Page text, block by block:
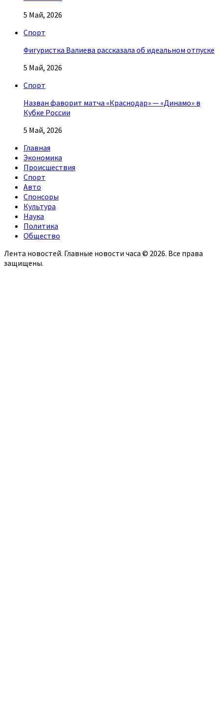
5 Май, 2026
Спорт
Фигуристка Валиева рассказала об идеальном отпуске
5 Май, 2026
Спорт
Назван фаворит матча «Краснодар» — «Динамо» в
Кубке России
5 Май, 2026
Главная
Экономика
Происшествия
Спорт
Авто
Спонсоры
Культура
Наука
Политика
Общество
Лента новостей. Главные новости часа © 2026. Все права
защищены.